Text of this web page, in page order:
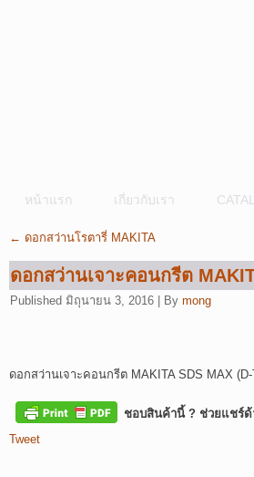
หน้าแรก เกี่ยวกับเรา
← ดอกสว่านโรตารี่ MAKITA
ดอกสว่านเจาะคอนกรีต
Published มิถุนายน 3, 2016 By mong
ดอกสว่านเจาะคอนกรีต MAKITA SDS MAX (D-
ชอบสินค้านี้ ? ช่วยแชร์ด้
Tweet